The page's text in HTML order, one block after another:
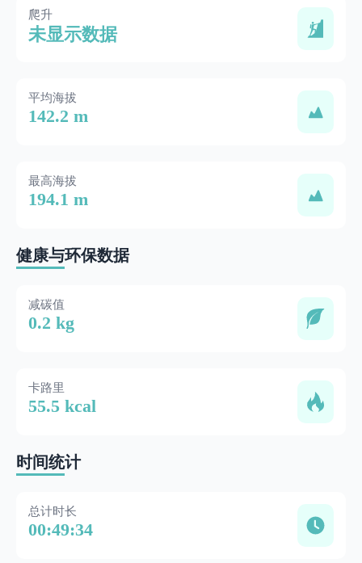
爬升
未显示数据
平均海拔
142.2 m
最高海拔
194.1 m
健康与环保数据
减碳值
0.2 kg
卡路里
55.5 kcal
时间统计
总计时长
00:49:34